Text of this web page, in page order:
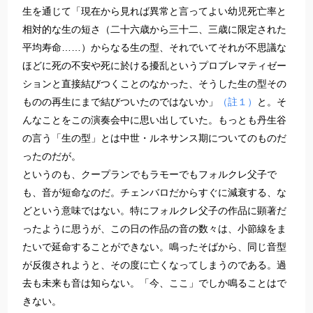
生を通じて「現在から見れば異常と言ってよい幼児死亡率と
相対的な生の短さ（二十六歳から三十二、三歳に限定された
平均寿命……）からなる生の型、それでいてそれが不思議な
ほどに死の不安や死に於ける擾乱というプロブレマティゼー
ションと直接結びつくことのなかった、そうした生の型その
ものの再生にまで結びついたのではないか」
（註１）
と。そ
んなことをこの演奏会中に思い出していた。もっとも丹生谷
の言う「生の型」とは中世・ルネサンス期についてのものだ
ったのだが。
というのも、クープランでもラモーでもフォルクレ父子で
も、音が短命なのだ。チェンバロだからすぐに減衰する、な
どという意味ではない。特にフォルクレ父子の作品に顕著だ
ったように思うが、この日の作品の音の数々は、小節線をま
たいで延命することができない。鳴ったそばから、同じ音型
が反復されようと、その度に亡くなってしまうのである。過
去も未来も音は知らない。「今、ここ」でしか鳴ることはで
きない。